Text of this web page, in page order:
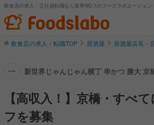
飲食店の求人・正社員転職なら業界NO.1のフーズラボエージェン
飲食店の求人・転職TOP 居酒屋 居酒屋店長・
新世界じゃんじゃん横丁 串かつ 勝大
【高収入！】京橋・すべ
フを募集